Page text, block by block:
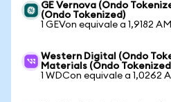
GE Vernova (Ondo
(Ondo Tokenized)
1 GEVon equivale a 1,9182
Western Digital (Ondo
Materials (Ondo
1 WDCon equivale a 1,0262